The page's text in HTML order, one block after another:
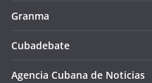
Granma
Cubadebate
Agencia Cubana de Noticias